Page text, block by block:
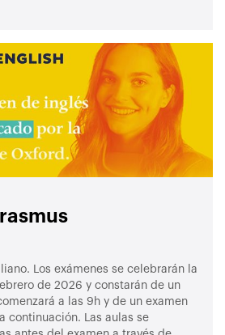
Los exámenes se celebrarán la
de 2026 y constarán de un
a las 9h y de un examen
continuación. Las aulas se